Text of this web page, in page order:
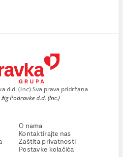
d.d. (Inc) Sva prava pridržana
Podravke d.d. (Inc.)
O nama
Kontaktirajte nas
Zaštita privatnosti
Postavke kolačića